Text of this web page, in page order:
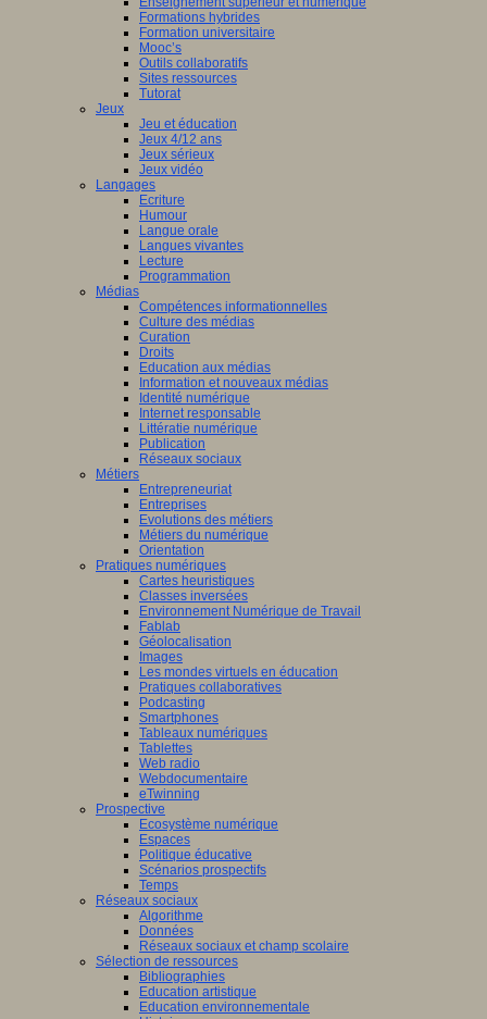
Formations hybrides
Formation universitaire
Mooc’s
Outils collaboratifs
Sites ressources
Tutorat
Jeux
Jeu et éducation
Jeux 4/12 ans
Jeux sérieux
Jeux vidéo
Langages
Ecriture
Humour
Langue orale
Langues vivantes
Lecture
Programmation
Médias
Compétences informationnelles
Culture des médias
Curation
Droits
Education aux médias
Information et nouveaux médias
Identité numérique
Internet responsable
Littératie numérique
Publication
Réseaux sociaux
Métiers
Entrepreneuriat
Entreprises
Evolutions des métiers
Métiers du numérique
Orientation
Pratiques numériques
Cartes heuristiques
Classes inversées
Environnement Numérique de Travail
Fablab
Géolocalisation
Images
Les mondes virtuels en éducation
Pratiques collaboratives
Podcasting
Smartphones
Tableaux numériques
Tablettes
Web radio
Webdocumentaire
eTwinning
Prospective
Ecosystème numérique
Espaces
Politique éducative
Scénarios prospectifs
Temps
Réseaux sociaux
Algorithme
Données
Réseaux sociaux et champ scolaire
Sélection de ressources
Bibliographies
Education artistique
Education environnementale